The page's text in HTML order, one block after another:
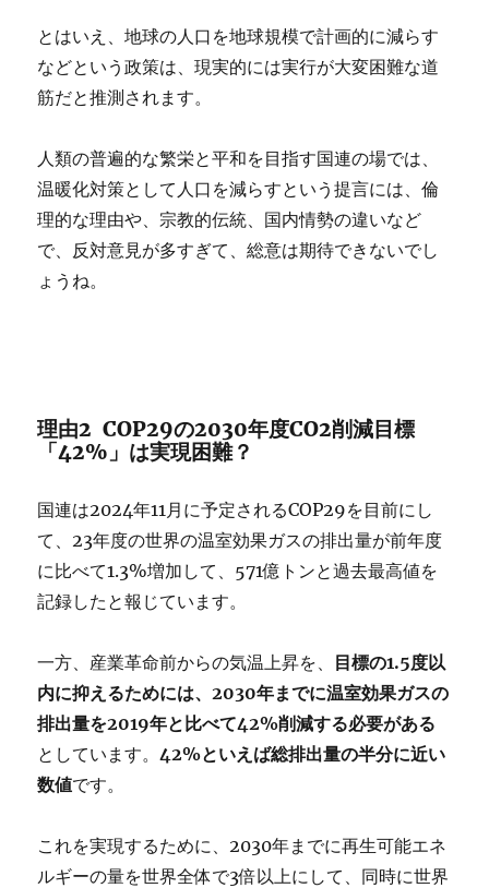
とはいえ、地球の人口を地球規模で計画的に減らす
などという政策は、現実的には実行が大変困難な道
筋だと推測されます。
人類の普遍的な繁栄と平和を目指す国連の場では、
温暖化対策として人口を減らすという提言には、倫
理的な理由や、宗教的伝統、国内情勢の違いなど
で、反対意見が多すぎて、総意は期待できないでし
ょうね。
理由2 COP29の2030年度CO2削減目標
「42%」は実現困難？
国連は2024年11月に予定されるCOP29を目前にし
て、23年度の世界の温室効果ガスの排出量が前年度
に比べて1.3%増加して、571億トンと過去最高値を
記録したと報じています。
一方、産業革命前からの気温上昇を、 目標の1.5度以
内に抑えるためには、2030年までに温室効果ガスの
排出量を2019年と比べて42%削減する必要がある
としています。42%といえば総排出量の半分に近い
数値です。
これを実現するために、2030年までに再生可能エネ
ルギーの量を世界全体で3倍以上にして、同時に世界